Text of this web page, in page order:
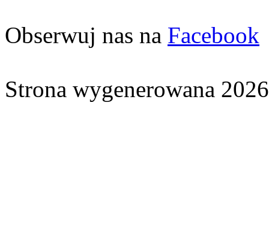
Obserwuj nas na Facebook
Strona wygenerowana